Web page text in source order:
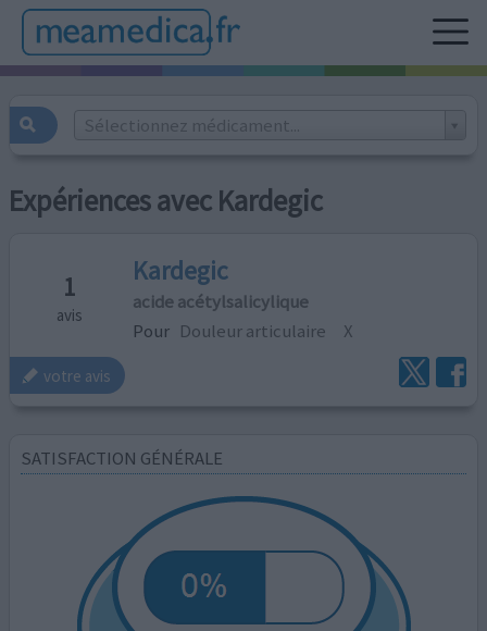
Sélectionnez médicament...
Expériences avec Kardegic
1
avis
Kardegic
acide acétylsalicylique
Pour Douleur articulaire X
votre avis
SATISFACTION GÉNÉRALE